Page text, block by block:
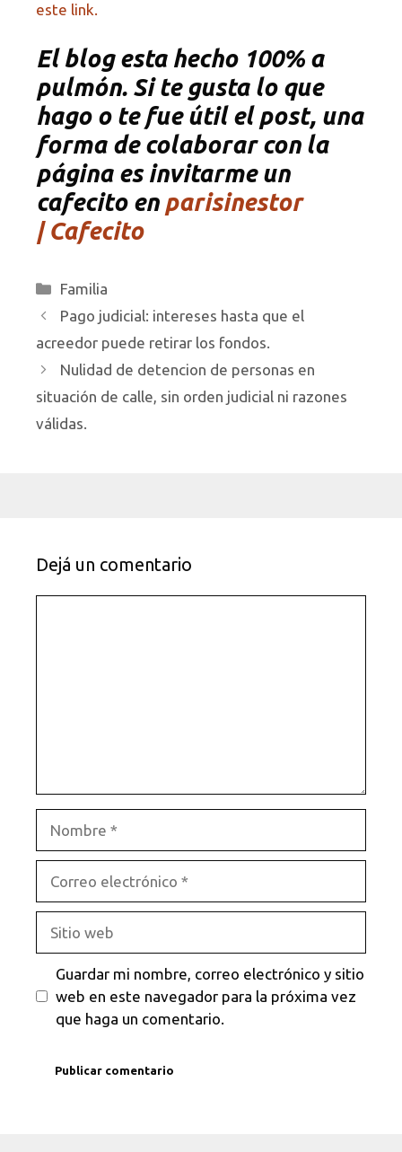
este link.
El blog esta hecho 100% a
pulmón. Si te gusta lo que
hago o te fue útil el post, una
forma de colaborar con la
página es invitarme un
cafecito en parisinestor
| Cafecito
Categorías
Familia
Pago judicial: intereses hasta que el
acreedor puede retirar los fondos.
Nulidad de detencion de personas en
situación de calle, sin orden judicial ni razones
válidas.
Dejá un comentario
electrónico
web
Guardar mi nombre, correo electrónico y sitio
web en este navegador para la próxima vez
que haga un comentario.